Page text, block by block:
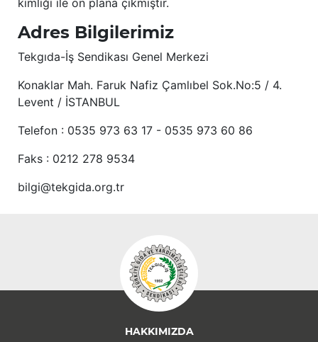
kimliği ile ön plana çıkmıştır.
Adres Bilgilerimiz
Tekgıda-İş Sendikası Genel Merkezi
Konaklar Mah. Faruk Nafiz Çamlıbel Sok.No:5 / 4.
Levent / İSTANBUL
Telefon : 0535 973 63 17 - 0535 973 60 86
Faks : 0212 278 9534
bilgi@tekgida.org.tr
HAKKIMIZDA